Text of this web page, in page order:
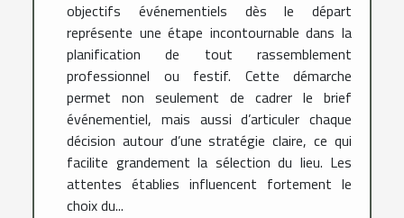
objectifs événementiels dès le départ
représente une étape incontournable dans la
planification de tout rassemblement
professionnel ou festif. Cette démarche
permet non seulement de cadrer le brief
événementiel, mais aussi d’articuler chaque
décision autour d’une stratégie claire, ce qui
facilite grandement la sélection du lieu. Les
attentes établies influencent fortement le
choix du...